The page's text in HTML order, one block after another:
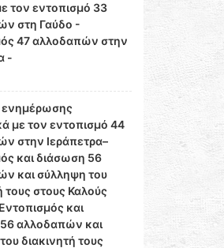
τον εντοπισμό 33
στη Γαύδο -
47 αλλοδαπών στην
-
ενημέρωσης
με τον εντοπισμό 44
στην Ιεράπετρα–
και διάσωση 56
και σύλληψη του
τους στους Καλούς
και
αλλοδαπών και
διακινητή τους